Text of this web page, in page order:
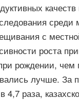
качеств
с
роста
рождении,
лучше.
4,7 раза,